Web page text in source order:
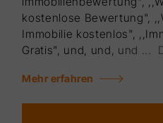
kostenlose Bewertung",
Immobilie kosten­los",
Gratis", und, und, und ...
kein Hexenwerk ist, dass
Mehr erfahren